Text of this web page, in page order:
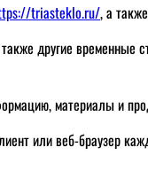
triasteklo.ru/, а
другие временные
материалы и
или веб-браузер